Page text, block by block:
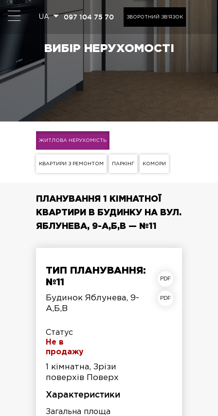
UA 097 104 75 70 ЗВОРОТНИЙ ЗВ'ЯЗОК
ВИБІР НЕРУХОМОСТІ
ЖИТЛОВА НЕРУХОМІСТЬ
КВАРТИРИ З РЕМОНТОМ ПАРКІНГ КОМОРИ
ПЛАНУВАННЯ 1 КІМНАТНОЇ
КВАРТИРИ В БУДИНКУ НА ВУЛ.
ЯБЛУНЕВА, 9-А,Б,В — №11
ТИП ПЛАНУВАННЯ:
№11
Будинок Яблунева, 9-
А,Б,В
Статус
Не в
продажу
1 кімнатна, Зрізи
поверхів Поверх
Характеристики
Загальна площа
план квартири
план поверху